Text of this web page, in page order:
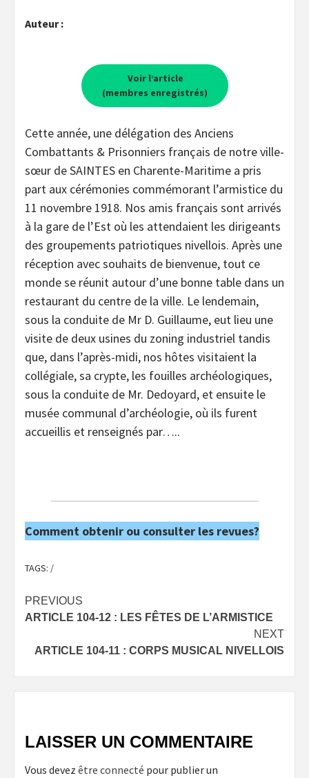
Auteur :
Voir l’article
(membres enregistrés)
Cette année, une délégation des Anciens
Combattants & Prisonniers français de notre ville-
sœur de SAINTES en Charente-Maritime a pris
part aux cérémonies commémorant l’armistice du
11 novembre 1918. Nos amis français sont arrivés
à la gare de l’Est où les attendaient les dirigeants
des groupements patriotiques nivellois. Après une
réception avec souhaits de bienvenue, tout ce
monde se réunit autour d’une bonne table dans un
restaurant du centre de la ville. Le lendemain,
sous la conduite de Mr D. Guillaume, eut lieu une
visite de deux usines du zoning industriel tandis
que, dans l’après-midi, nos hôtes visitaient la
collégiale, sa crypte, les fouilles archéologiques,
sous la conduite de Mr. Dedoyard, et ensuite le
musée communal d’archéologie, où ils furent
accueillis et renseignés par…..
Comment obtenir ou consulter les revues?
TAGS: /
Post
navigation
PREVIOUS
ARTICLE 104-12 : LES FÊTES DE L’ARMISTICE
NEXT
ARTICLE 104-11 : CORPS MUSICAL NIVELLOIS
LAISSER UN COMMENTAIRE
Vous devez être connecté pour publier un